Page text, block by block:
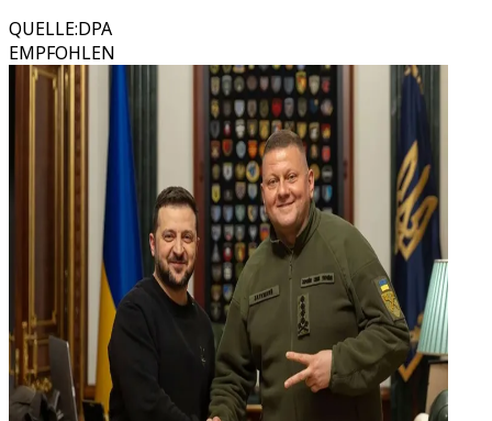
QUELLE:DPA
EMPFOHLEN